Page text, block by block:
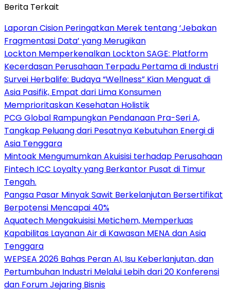
Berita Terkait
Laporan Cision Peringatkan Merek tentang ‘Jebakan
Fragmentasi Data’ yang Merugikan
Lockton Memperkenalkan Lockton SAGE: Platform
Kecerdasan Perusahaan Terpadu Pertama di Industri
Survei Herbalife: Budaya “Wellness” Kian Menguat di
Asia Pasifik, Empat dari Lima Konsumen
Memprioritaskan Kesehatan Holistik
PCG Global Rampungkan Pendanaan Pra-Seri A,
Tangkap Peluang dari Pesatnya Kebutuhan Energi di
Asia Tenggara
Mintoak Mengumumkan Akuisisi terhadap Perusahaan
Fintech ICC Loyalty yang Berkantor Pusat di Timur
Tengah.
Pangsa Pasar Minyak Sawit Berkelanjutan Bersertifikat
Berpotensi Mencapai 40%
Aquatech Mengakuisisi Metichem, Memperluas
Kapabilitas Layanan Air di Kawasan MENA dan Asia
Tenggara
WEPSEA 2026 Bahas Peran AI, Isu Keberlanjutan, dan
Pertumbuhan Industri Melalui Lebih dari 20 Konferensi
dan Forum Jejaring Bisnis